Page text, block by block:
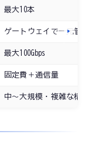
最大10本
ゲートウェイで一元管
最大100Gbps
固定費＋通信量
中〜大規模・複雑な構